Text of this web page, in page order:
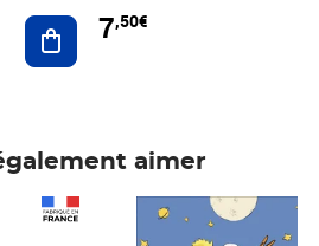
Ajouter au panier
7,50€
aimer
Prix 7,50€